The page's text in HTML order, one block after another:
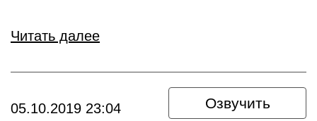
Читать далее
Озвучить
05.10.2019 23:04